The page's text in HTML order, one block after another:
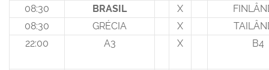
08:30
BRASIL X
08:30
GRÉCIA X
22:00
A3 X B4